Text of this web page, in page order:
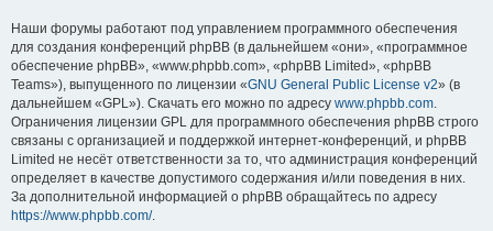
Наши форумы работают под управлением программного обеспечения
для создания конференций phpBB (в дальнейшем «они», «программное
обеспечение phpBB», «www.phpbb.com», «phpBB Limited», «phpBB
Teams»), выпущенного по лицензии «GNU General Public License v2» (в
дальнейшем «GPL»). Скачать его можно по адресу www.phpbb.com.
Ограничения лицензии GPL для программного обеспечения phpBB строго
связаны с организацией и поддержкой интернет-конференций, и phpBB
Limited не несёт ответственности за то, что администрация конференций
определяет в качестве допустимого содержания и/или поведения в них.
За дополнительной информацией о phpBB обращайтесь по адресу
https://www.phpbb.com/.